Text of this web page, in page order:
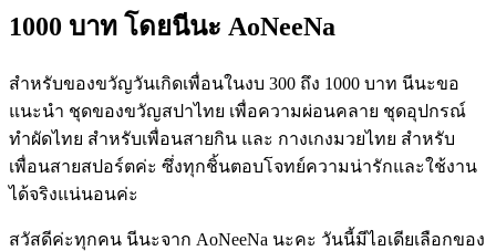
1000 บาท โดยนีนะ AoNeeNa
สำหรับของขวัญวันเกิดเพื่อนในงบ 300 ถึง 1000 บาท นีนะขอ
แนะนำ ชุดของขวัญสปาไทย เพื่อความผ่อนคลาย ชุดอุปกรณ์
ทำผัดไทย สำหรับเพื่อนสายกิน และ กางเกงมวยไทย สำหรับ
เพื่อนสายสปอร์ตค่ะ ซึ่งทุกชิ้นตอบโจทย์ความน่ารักและใช้งาน
ได้จริงแน่นอนค่ะ
สวัสดีค่ะทุกคน นีนะจาก AoNeeNa นะคะ วันนี้มีไอเดียเลือกของ